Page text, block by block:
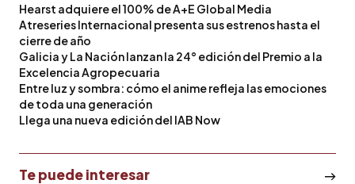
Hearst adquiere el 100% de A+E Global Media
Atreseries Internacional presenta sus estrenos hasta el
cierre de año
Galicia y La Nación lanzan la 24° edición del Premio a la
Excelencia Agropecuaria
Entre luz y sombra: cómo el anime refleja las emociones
de toda una generación
Llega una nueva edición del IAB Now
Te puede interesar